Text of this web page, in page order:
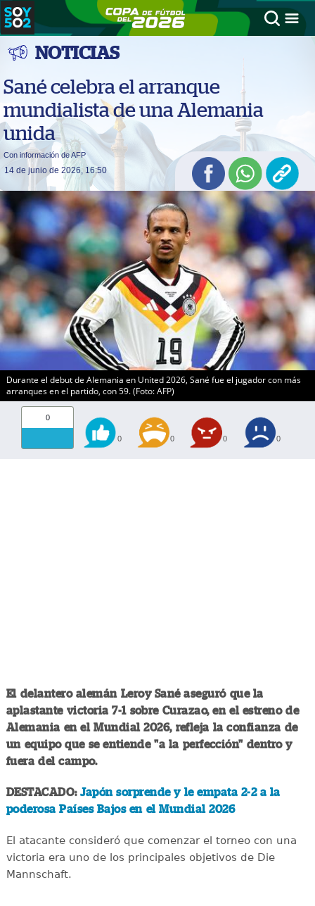
NOTICIAS
Sané celebra el arranque
mundialista de una Alemania
unida
Con información de AFP
14 de junio de 2026, 16:50
Durante el debut de Alemania en United 2026, Sané fue el jugador con más
arranques en el partido, con 59. (Foto: AFP)
0
0 0 0 0
El delantero alemán Leroy Sané aseguró que la
aplastante victoria 7-1 sobre Curazao, en el estreno de
Alemania en el Mundial 2026, refleja la confianza de
un equipo que se entiende "a la perfección" dentro y
fuera del campo.
DESTACADO:Japón sorprende y le empata 2-2 a la
poderosa Países Bajos en el Mundial 2026
El atacante consideró que comenzar el torneo con una
victoria era uno de los principales objetivos de Die
Mannschaft.